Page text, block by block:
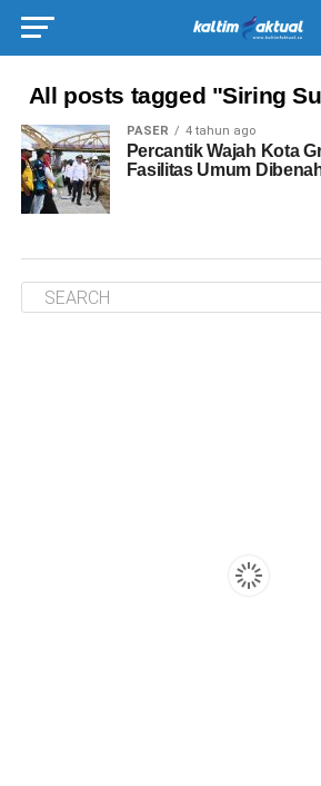
All posts tagged "Siring
PASER 4 tahun ago
Percantik Wajah Kota
Fasilitas Umum